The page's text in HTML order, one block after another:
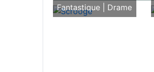
Fantastique | Drame